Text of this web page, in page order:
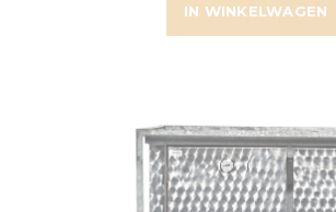
IN WINKELWAGEN